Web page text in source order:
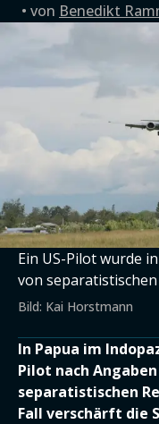
von Benedikt
Ein US-Pilot wurde
von
Bild: Kai Horstmann
In Papua im
Pilot nach
separatistischen
Fall verschärft die